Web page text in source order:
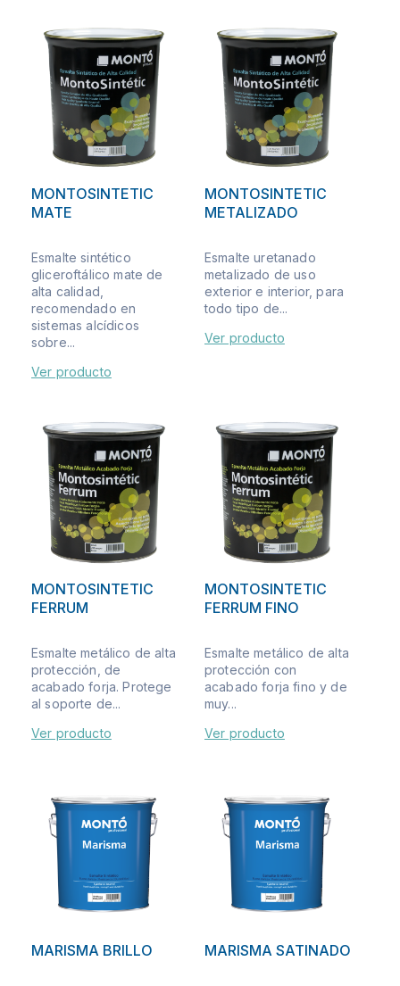
MONTOSINTETIC
MATE
Esmalte sintético
gliceroftálico mate de
alta calidad,
recomendado en
sistemas alcídicos
sobre...
Ver producto
MONTOSINTETIC
METALIZADO
Esmalte uretanado
metalizado de uso
exterior e interior, para
todo tipo de...
Ver producto
MONTOSINTETIC
FERRUM
Esmalte metálico de alta
protección, de
acabado forja. Protege
al soporte de...
Ver producto
MONTOSINTETIC
FERRUM FINO
Esmalte metálico de alta
protección con
acabado forja fino y de
muy...
Ver producto
MARISMA BRILLO MARISMA SATINADO